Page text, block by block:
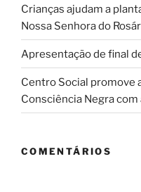
Crianças ajudam a
Nossa Senhora do
Apresentação de final
Centro Social promove
Consciência Negra com
COMENTÁRIOS